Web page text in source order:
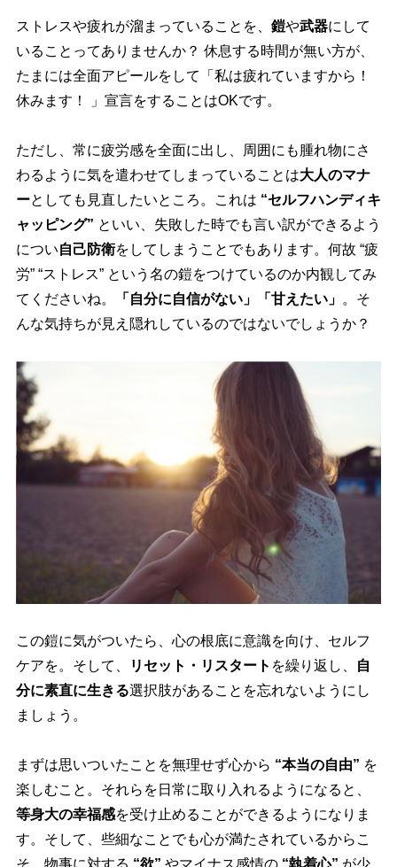
ストレスや疲れが溜まっていることを、 鎧 武器にして
いることってありませんか？ 休息する時間が無い方が、
たまには全面アピールをして「私は疲れていますから！
休みます！ 」宣言をすることはOKです。
ただし、常に疲労感を全面に出し、周囲にも腫れ物にさ
わるように気を遣わせてしまっていることは大人のマナ
ーとしても見直したいところ。これは “セルフハンディキ
ャッピング” といい、失敗した時でも言い訳ができるよう
につい自己防衛をしてしまうことでもあります。何故 “疲
労” “ストレス” という名の鎧をつけているのか内観してみ
てくださいね。
「自分に自信がない」「甘えたい」 。そ
んな気持ちが見え隠れしているのではないでしょうか？
この鎧に気がついたら、心の根底に意識を向け、セルフ
ケアを。そして、
リセット・リスタート を繰り返し、
自
分に素直に生きる選択肢があることを忘れないようにし
ましょう。
まずは思いついたことを無理せず心から “本当の自由” を
楽しむこと。それらを日常に取り入れるようになると、
等身大の幸福感を受け止めることができるようになりま
す。そして、些細なことでも心が満たされているからこ